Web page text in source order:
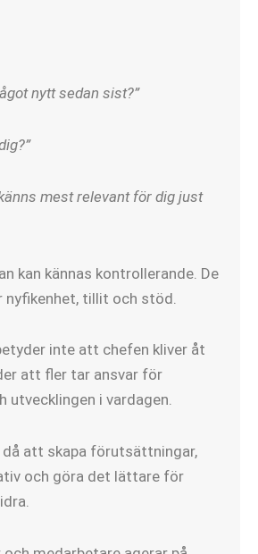
nytt sedan sist?”
mest relevant för dig just
kan kännas kontrollerande. De
nyfikenhet, tillit och stöd.
inte att chefen kliver åt
att fler tar ansvar för
utvecklingen i vardagen.
då att skapa förutsättningar,
och göra det lättare för